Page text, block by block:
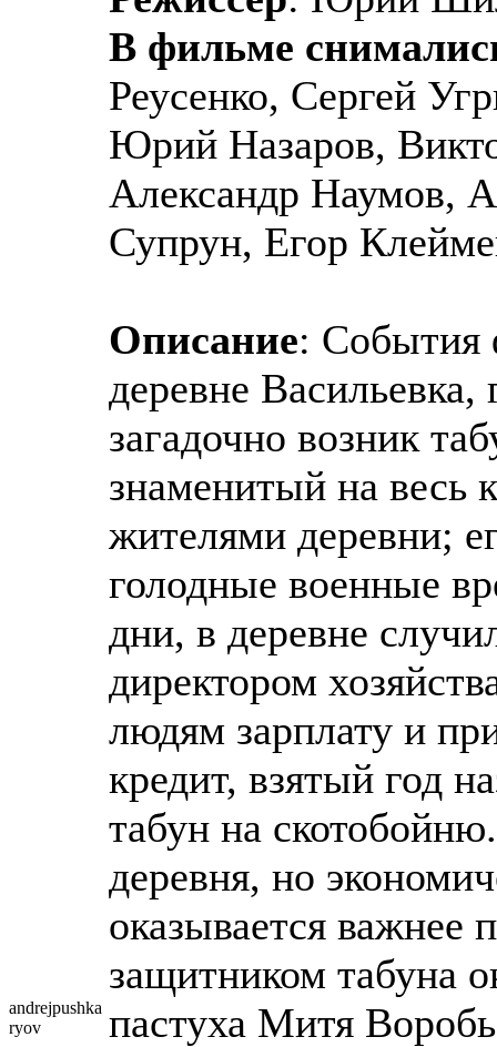
andrejpushka
ryov
В фильме
Реусенко, Сергей
Юрий Назаров,
Александр Наумов,
Супрун, Егор
Описание: События
деревне Васильевка,
загадочно возник
знаменитый на весь
жителями деревни;
голодные военные
дни, в деревне
директором
людям зарплату и
кредит, взятый год
табун на
деревня, но
оказывается важнее
защитником табуна
пастуха Митя